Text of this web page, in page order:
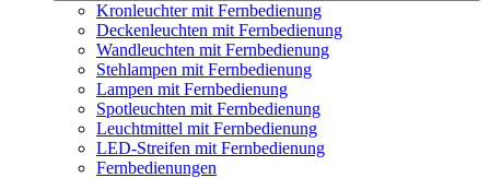
Kronleuchter mit Fernbedienung
Deckenleuchten mit Fernbedienung
Wandleuchten mit Fernbedienung
Stehlampen mit Fernbedienung
Lampen mit Fernbedienung
Spotleuchten mit Fernbedienung
Leuchtmittel mit Fernbedienung
LED-Streifen mit Fernbedienung
Fernbedienungen